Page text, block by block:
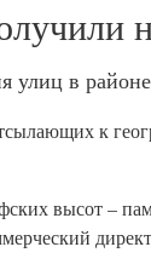
улиц в
к
высот –